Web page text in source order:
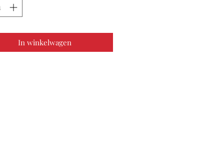
In winkelwagen